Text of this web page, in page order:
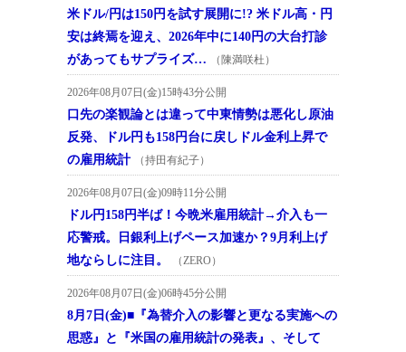
米ドル/円は150円を試す展開に!? 米ドル高・円
安は終焉を迎え、2026年中に140円の大台打診
があってもサプライズ…
（陳満咲杜）
2026年08月07日(金)15時43分公開
口先の楽観論とは違って中東情勢は悪化し原油
反発、ドル円も158円台に戻しドル金利上昇で
の雇用統計
（持田有紀子）
2026年08月07日(金)09時11分公開
ドル円158円半ば！今晩米雇用統計→介入も一
応警戒。日銀利上げペース加速か？9月利上げ
地ならしに注目。
（ZERO）
2026年08月07日(金)06時45分公開
8月7日(金)■『為替介入の影響と更なる実施への
思惑』と『米国の雇用統計の発表』、そして